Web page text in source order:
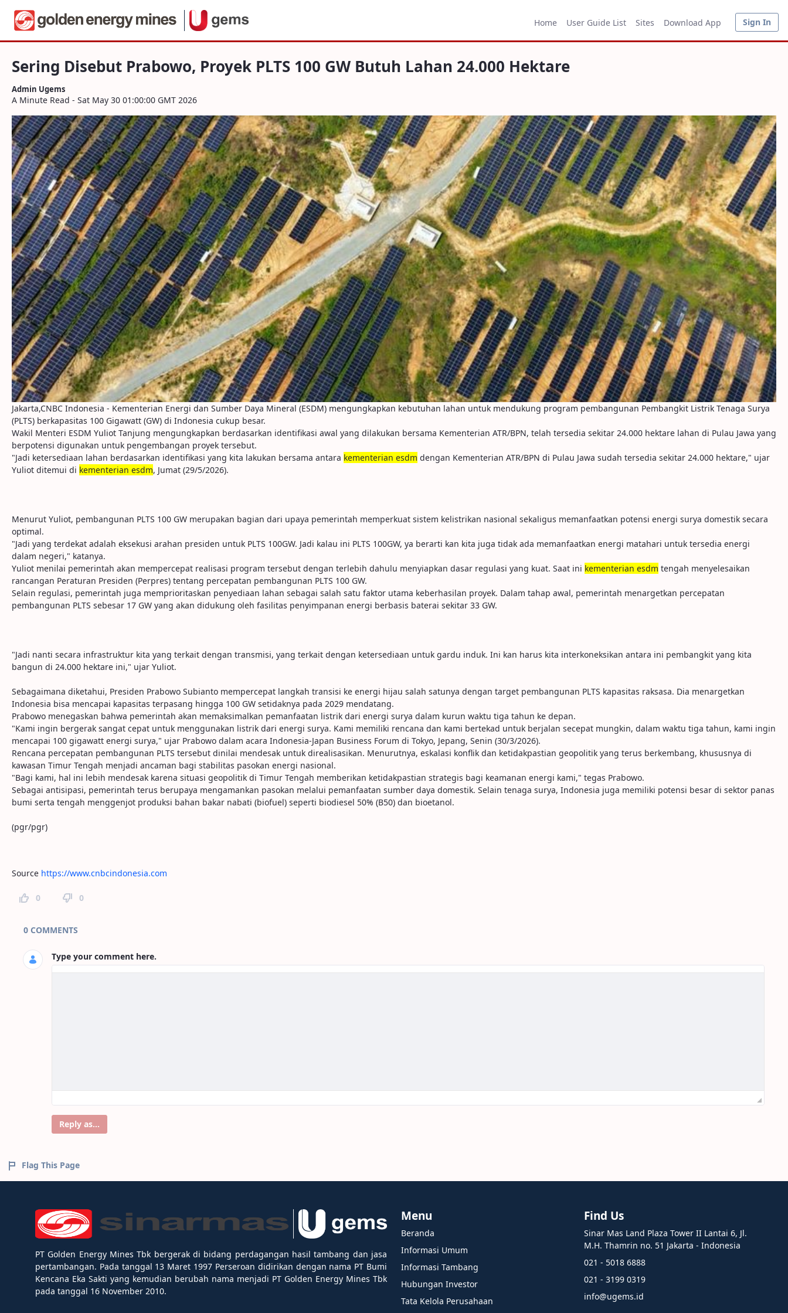
Navigation
Skip to Content
Sering Disebut Prabowo, Proyek PLTS 100 GW Butuh Lahan 24.000 Hektare
Home User Guide List Sites Download App Sign In
Sering Disebut Prabowo, Proyek PLTS 100 GW Butuh Lahan 24.000 Hektare
Admin Ugems
A Minute Read - Sat May 30 01:00:00 GMT 2026
Jakarta,CNBC Indonesia - Kementerian Energi dan Sumber Daya Mineral (ESDM) mengungkapkan kebutuhan lahan untuk mendukung program pembangunan Pembangkit Listrik Tenaga Surya
(PLTS) berkapasitas 100 Gigawatt (GW) di Indonesia cukup besar.
Wakil Menteri ESDM Yuliot Tanjung mengungkapkan berdasarkan identifikasi awal yang dilakukan bersama Kementerian ATR/BPN, telah tersedia sekitar 24.000 hektare lahan di Pulau Jawa yang
berpotensi digunakan untuk pengembangan proyek tersebut.
"Jadi ketersediaan lahan berdasarkan identifikasi yang kita lakukan bersama antara kementerian esdm dengan Kementerian ATR/BPN di Pulau Jawa sudah tersedia sekitar 24.000 hektare," ujar
Yuliot ditemui di kementerian esdm, Jumat (29/5/2026).
Menurut Yuliot, pembangunan PLTS 100 GW merupakan bagian dari upaya pemerintah memperkuat sistem kelistrikan nasional sekaligus memanfaatkan potensi energi surya domestik secara
optimal.
"Jadi yang terdekat adalah eksekusi arahan presiden untuk PLTS 100GW. Jadi kalau ini PLTS 100GW, ya berarti kan kita juga tidak ada memanfaatkan energi matahari untuk tersedia energi
dalam negeri," katanya.
Yuliot menilai pemerintah akan mempercepat realisasi program tersebut dengan terlebih dahulu menyiapkan dasar regulasi yang kuat. Saat ini kementerian esdm tengah menyelesaikan
rancangan Peraturan Presiden (Perpres) tentang percepatan pembangunan PLTS 100 GW.
Selain regulasi, pemerintah juga memprioritaskan penyediaan lahan sebagai salah satu faktor utama keberhasilan proyek. Dalam tahap awal, pemerintah menargetkan percepatan
pembangunan PLTS sebesar 17 GW yang akan didukung oleh fasilitas penyimpanan energi berbasis baterai sekitar 33 GW.
"Jadi nanti secara infrastruktur kita yang terkait dengan transmisi, yang terkait dengan ketersediaan untuk gardu induk. Ini kan harus kita interkoneksikan antara ini pembangkit yang kita
bangun di 24.000 hektare ini," ujar Yuliot.
Sebagaimana diketahui, Presiden Prabowo Subianto mempercepat langkah transisi ke energi hijau salah satunya dengan target pembangunan PLTS kapasitas raksasa. Dia menargetkan
Indonesia bisa mencapai kapasitas terpasang hingga 100 GW setidaknya pada 2029 mendatang.
Prabowo menegaskan bahwa pemerintah akan memaksimalkan pemanfaatan listrik dari energi surya dalam kurun waktu tiga tahun ke depan.
"Kami ingin bergerak sangat cepat untuk menggunakan listrik dari energi surya. Kami memiliki rencana dan kami bertekad untuk berjalan secepat mungkin, dalam waktu tiga tahun, kami ingin
mencapai 100 gigawatt energi surya," ujar Prabowo dalam acara Indonesia-Japan Business Forum di Tokyo, Jepang, Senin (30/3/2026).
Rencana percepatan pembangunan PLTS tersebut dinilai mendesak untuk direalisasikan. Menurutnya, eskalasi konflik dan ketidakpastian geopolitik yang terus berkembang, khususnya di
kawasan Timur Tengah menjadi ancaman bagi stabilitas pasokan energi nasional.
"Bagi kami, hal ini lebih mendesak karena situasi geopolitik di Timur Tengah memberikan ketidakpastian strategis bagi keamanan energi kami," tegas Prabowo.
Sebagai antisipasi, pemerintah terus berupaya mengamankan pasokan melalui pemanfaatan sumber daya domestik. Selain tenaga surya, Indonesia juga memiliki potensi besar di sektor panas
bumi serta tengah menggenjot produksi bahan bakar nabati (biofuel) seperti biodiesel 50% (B50) dan bioetanol.
(pgr/pgr)
Source https://www.cnbcindonesia.com
0 0
Page Comments
0 COMMENTS
Type your comment here.
Reply as...
Flag This Page
PT Golden Energy Mines Tbk bergerak di bidang perdagangan hasil tambang dan jasa
pertambangan. Pada tanggal 13 Maret 1997 Perseroan didirikan dengan nama PT Bumi
Kencana Eka Sakti yang kemudian berubah nama menjadi PT Golden Energy Mines Tbk
pada tanggal 16 November 2010.
Menu
Beranda
Informasi Umum
Informasi Tambang
Hubungan Investor
Tata Kelola Perusahaan
Find Us
Sinar Mas Land Plaza Tower II Lantai 6, Jl.
M.H. Thamrin no. 51 Jakarta - Indonesia
021 - 5018 6888
021 - 3199 0319
info@ugems.id